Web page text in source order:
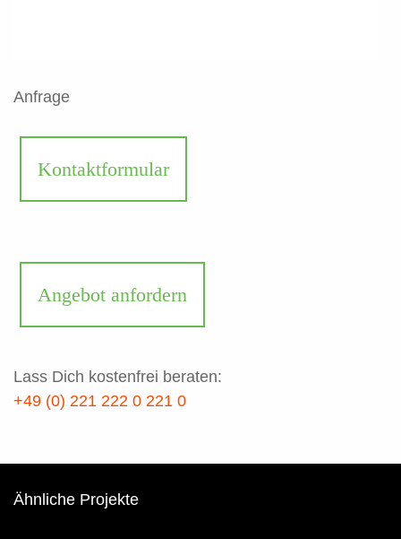
Anfrage
Kontaktformular
Angebot anfordern
Lass Dich kostenfrei beraten:
+49 (0) 221 222 0 221 0
Ähnliche Projekte